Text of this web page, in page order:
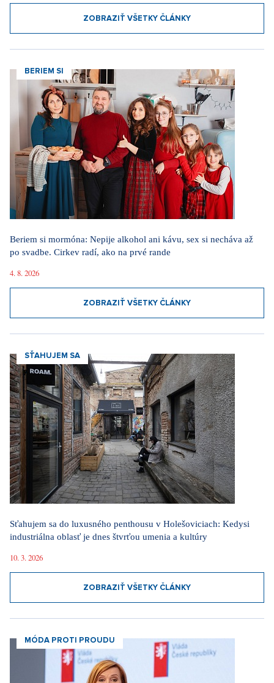
ZOBRAZIŤ VŠETKY ČLÁNKY
BERIEM SI
Beriem si mormóna: Nepije alkohol ani kávu, sex si necháva až
po svadbe. Cirkev radí, ako na prvé rande
4. 8. 2026
ZOBRAZIŤ VŠETKY ČLÁNKY
SŤAHUJEM SA
Sťahujem sa do luxusného penthousu v Holešoviciach: Kedysi
industriálna oblasť je dnes štvrťou umenia a kultúry
10. 3. 2026
ZOBRAZIŤ VŠETKY ČLÁNKY
MÓDA PROTI PROUDU